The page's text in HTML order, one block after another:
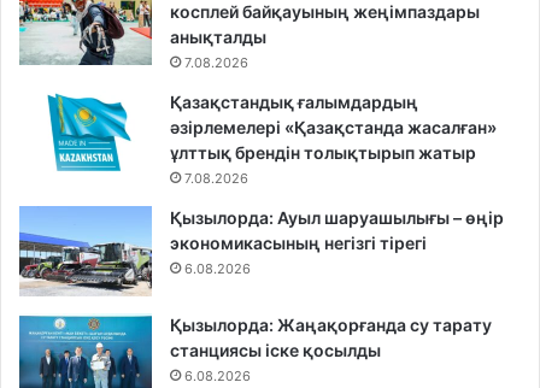
косплей байқауының жеңімпаздары
анықталды
7.08.2026
Қазақстандық ғалымдардың
әзірлемелері «Қазақстанда жасалған»
ұлттық брендін толықтырып жатыр
7.08.2026
Қызылорда: Ауыл шаруашылығы – өңір
экономикасының негізгі тірегі
6.08.2026
Қызылорда: Жаңақорғанда су тарату
станциясы іске қосылды
6.08.2026